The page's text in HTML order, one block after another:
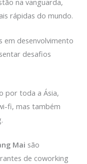
na vanguarda,
rápidas do mundo.
em desenvolvimento
desafios
por toda a Ásia,
fi, mas também
Mai são
de coworking